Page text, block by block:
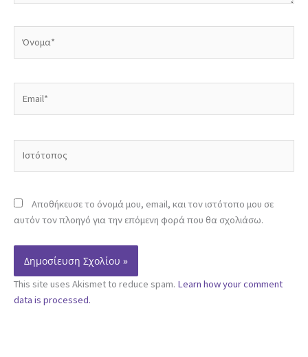
Αποθήκευσε το όνομά μου, email, και τον ιστότοπο μου σε
αυτόν τον πλοηγό για την επόμενη φορά που θα σχολιάσω.
This site uses Akismet to reduce spam. Learn how your comment
data is processed.